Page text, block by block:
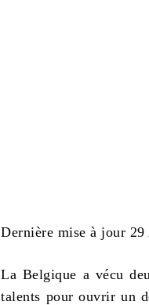
Dernière mise à jour
La Belgique a vécu
talents pour ouvrir un